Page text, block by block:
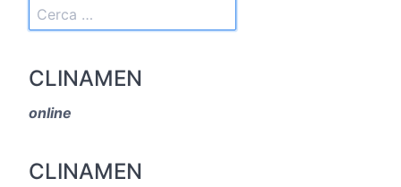
CLINAMEN
online
CLINAMEN